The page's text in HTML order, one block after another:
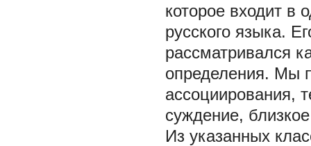
которое входит в
русского языка.
рассматривался
определения. Мы
ассоциирования,
суждение,
Из указанных